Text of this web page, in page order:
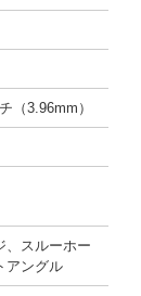
（3.96mm）
、スルーホー
アングル